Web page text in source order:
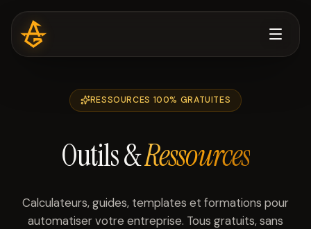
RESSOURCES 100% GRATUITES
Outils &Ressources
Calculateurs, guides, templates et formations pour
automatiser votre entreprise. Tous gratuits, sans